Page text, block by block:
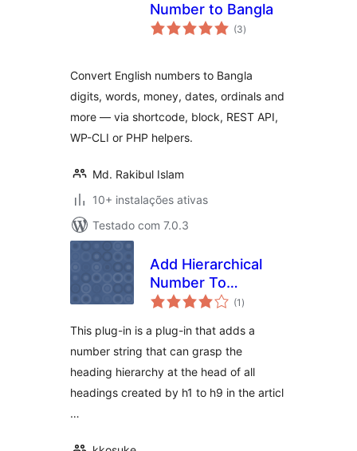
Number to Bangla
(3avaliações
totais
)
Convert English numbers to Bangla
digits, words, money, dates, ordinals and
more — via shortcode, block, REST API,
WP-CLI or PHP helpers.
Md. Rakibul Islam
10+ instalações ativas
Testado com 7.0.3
Add Hierarchical
Number To
HeadLine
(1 avaliações
totais
)
This plug-in is a plug-in that adds a
number string that can grasp the
heading hierarchy at the head of all
headings created by h1 to h9 in the articl
…